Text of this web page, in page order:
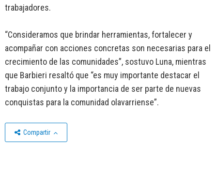
trabajadores.
“Consideramos que brindar herramientas, fortalecer y
acompañar con acciones concretas son necesarias para el
crecimiento de las comunidades”, sostuvo Luna, mientras
que Barbieri resaltó que “es muy importante destacar el
trabajo conjunto y la importancia de ser parte de nuevas
conquistas para la comunidad olavarriense”.
Compartir